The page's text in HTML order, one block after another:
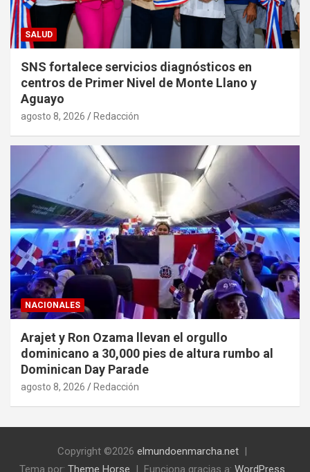
SALUD
SNS fortalece servicios diagnósticos en
centros de Primer Nivel de Monte Llano y
Aguayo
agosto 8, 2026 Redacción
NACIONALES
Arajet y Ron Ozama llevan el orgullo
dominicano a 30,000 pies de altura rumbo al
Dominican Day Parade
agosto 8, 2026 Redacción
Copyright ©2026 elmundoenmarcha.net
Tema por: Theme Horse Funciona gracias a: WordPress